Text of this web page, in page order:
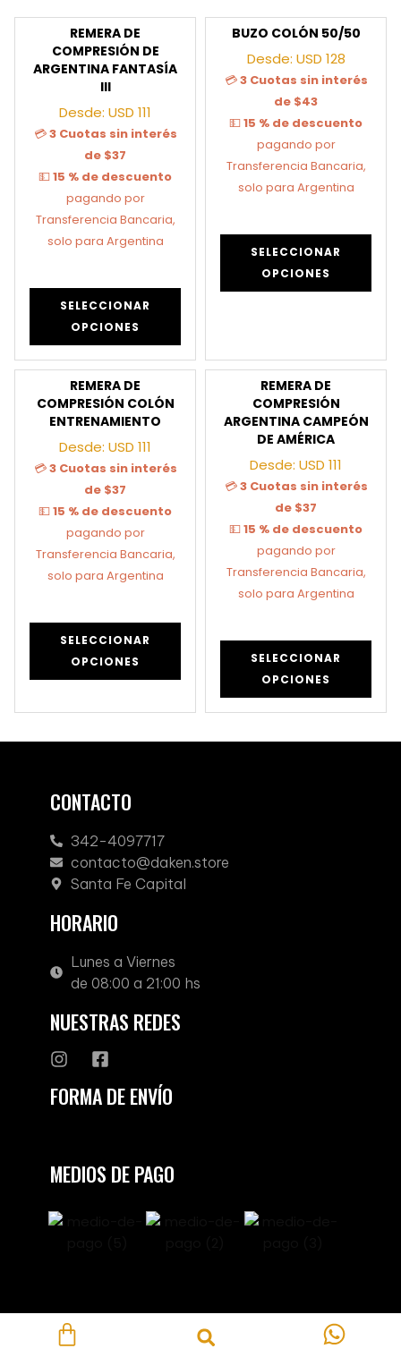
REMERA DE
COMPRESIÓN DE
ARGENTINA FANTASÍA
III
Desde: USD 111
💳3 Cuotas sin interés
de $37
💵15 % de descuento
pagando por
Transferencia Bancaria,
solo para Argentina
SELECCIONAR
OPCIONES
BUZO COLÓN 50/50
Desde: USD 128
💳3 Cuotas sin interés
de $43
💵15 % de descuento
pagando por
Transferencia Bancaria,
solo para Argentina
SELECCIONAR
OPCIONES
REMERA DE
COMPRESIÓN COLÓN
ENTRENAMIENTO
Desde: USD 111
💳3 Cuotas sin interés
de $37
💵15 % de descuento
pagando por
Transferencia Bancaria,
solo para Argentina
SELECCIONAR
OPCIONES
REMERA DE
COMPRESIÓN
ARGENTINA CAMPEÓN
DE AMÉRICA
Desde: USD 111
💳3 Cuotas sin interés
de $37
💵15 % de descuento
pagando por
Transferencia Bancaria,
solo para Argentina
SELECCIONAR
OPCIONES
CONTACTO
342-4097717
contacto@daken.store
Santa Fe Capital
HORARIO
Lunes a Viernes
de 08:00 a 21:00 hs
NUESTRAS REDES
FORMA DE ENVÍO
MEDIOS DE PAGO